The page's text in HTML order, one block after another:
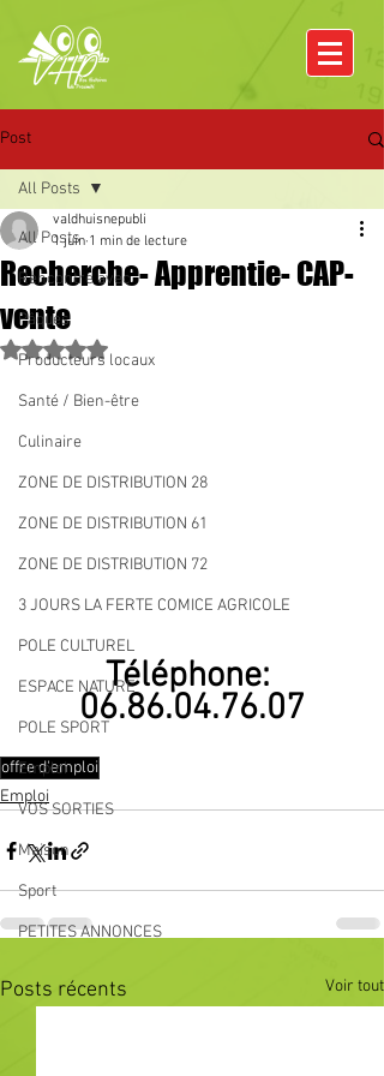
Post
All Posts
Rencontre avec
Pâques
Producteurs locaux
Santé / Bien-être
Culinaire
ZONE DE DISTRIBUTION 28
ZONE DE DISTRIBUTION 61
ZONE DE DISTRIBUTION 72
3 JOURS LA FERTE COMICE AGRICOLE
POLE CULTUREL
ESPACE NATURE
POLE SPORT
Emploi
VOS SORTIES
Maison
Sport
PETITES ANNONCES
All Posts
Recherche- Apprentie- CAP-
vente
valdhuisnepubli
1 juin 1 min de lecture
Noté NaN étoiles sur 5.
Téléphone:
06.86.04.76.07
offre d'emploi
Emploi
Posts récents Voir tout